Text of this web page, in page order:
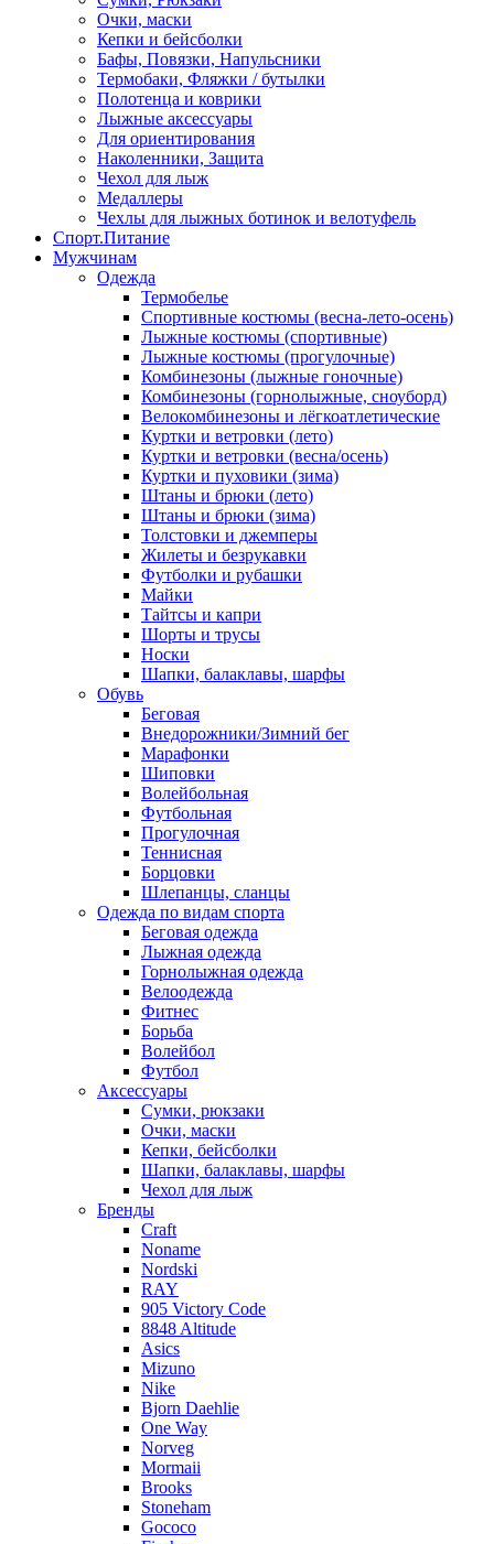
Очки, маски
Кепки и бейсболки
Бафы, Повязки, Напульсники
Термобаки, Фляжки / бутылки
Полотенца и коврики
Лыжные аксессуары
Для ориентирования
Наколенники, Защита
Чехол для лыж
Медаллеры
Чехлы для лыжных ботинок и велотуфель
Спорт.Питание
Мужчинам
Одежда
Термобелье
Спортивные костюмы (весна-лето-осень)
Лыжные костюмы (спортивные)
Лыжные костюмы (прогулочные)
Комбинезоны (лыжные гоночные)
Комбинезоны (горнолыжные, сноуборд)
Велокомбинезоны и лёгкоатлетические
Куртки и ветровки (лето)
Куртки и ветровки (весна/осень)
Куртки и пуховики (зима)
Штаны и брюки (лето)
Штаны и брюки (зима)
Толстовки и джемперы
Жилеты и безрукавки
Футболки и рубашки
Майки
Тайтсы и капри
Шорты и трусы
Носки
Шапки, балаклавы, шарфы
Обувь
Беговая
Внедорожники/Зимний бег
Марафонки
Шиповки
Волейбольная
Футбольная
Прогулочная
Теннисная
Борцовки
Шлепанцы, сланцы
Одежда по видам спорта
Беговая одежда
Лыжная одежда
Горнолыжная одежда
Велоодежда
Фитнес
Борьба
Волейбол
Футбол
Аксессуары
Сумки, рюкзаки
Очки, маски
Кепки, бейсболки
Шапки, балаклавы, шарфы
Чехол для лыж
Бренды
Craft
Noname
Nordski
RAY
905 Victory Code
8848 Altitude
Asics
Mizuno
Nike
Bjorn Daehlie
One Way
Norveg
Mormaii
Brooks
Stoneham
Gococo